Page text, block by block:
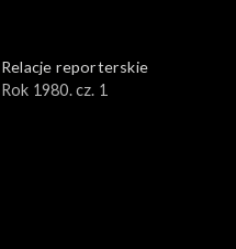
Relacje reporterskie
Rok 1980. cz. 1